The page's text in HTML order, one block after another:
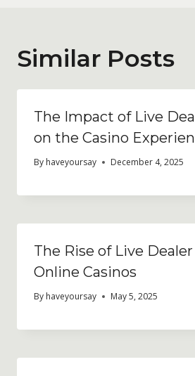
Similar Posts
The Impact of Live
on the Casino
By haveyoursay December 4, 2025
The Rise of Live
Online Casinos
By haveyoursay May 5, 2025